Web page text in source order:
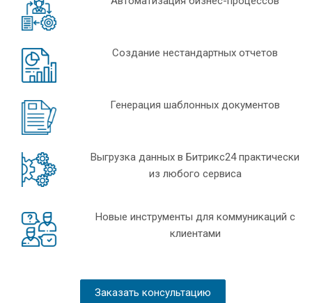
Создание нестандартных отчетов
Генерация шаблонных документов
Выгрузка данных в Битрикс24 практически
из любого сервиса
Новые инструменты для коммуникаций с
клиентами
Заказать консультацию